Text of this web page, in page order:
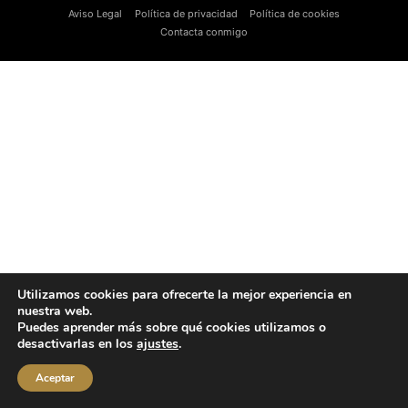
Aviso Legal Política de privacidad
Política de cookies
Contacta conmigo
Utilizamos cookies para ofrecerte la mejor experiencia en
nuestra web.
Puedes aprender más sobre qué cookies utilizamos o
desactivarlas en los ajustes.
Aceptar